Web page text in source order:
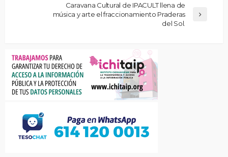
Caravana Cultural de IPACULT llena de
música y arte el fraccionamiento Praderas
del Sol.